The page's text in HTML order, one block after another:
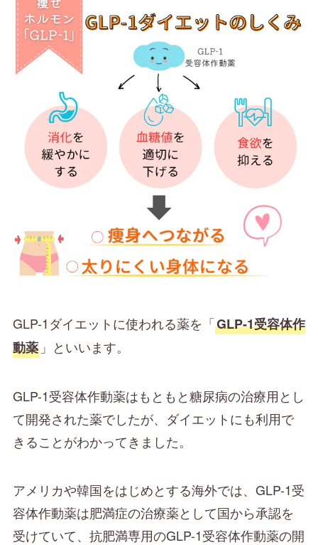
GLP-1ダイエットに使われる薬を「GLP-1受容体作
動薬」といいます。
GLP-1受容体作動薬はもともと糖尿病の治療用とし
て開発された薬でしたが、ダイエットにも利用で
きることがわかってきました。
アメリカや韓国をはじめとする海外では、GLP-1受
容体作動薬は肥満症の治療薬として国から承認を
受けていて、抗肥満専用のGLP-1受容体作動薬の開